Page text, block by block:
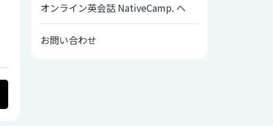
オンライン英会話 NativeCamp. へ
お問い合わせ